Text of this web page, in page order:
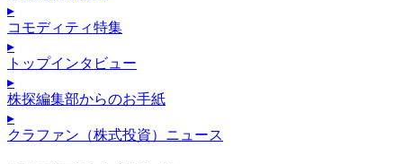
▸
コモディティ特集
▸
トップインタビュー
▸
株探編集部からのお手紙
▸
クラファン（株式投資）ニュース